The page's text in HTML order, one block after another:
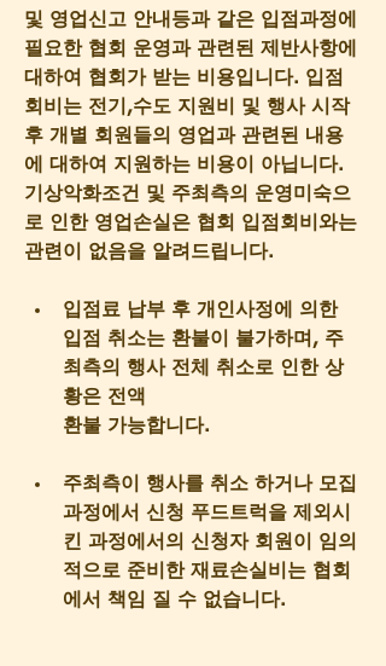
및 영업신고 안내등과 같은 입점과정에
필요한 협회 운영과 관련된 제반사항에
대하여 협회가 받는 비용입니다. 입점
회비는 전기,수도 지원비 및 행사 시작
후 개별 회원들의 영업과 관련된 내용
에 대하여 지원하는 비용이 아닙니다.
기상악화조건 및 주최측의 운영미숙으
로 인한 영업손실은 협회 입점회비와는
관련이 없음을 알려드립니다.
입점료 납부 후 개인사정에 의한
입점 취소는 환불이 불가하며, 주
최측의 행사 전체 취소로 인한 상
황은 전액
환불 가능합니다.
주최측이 행사를 취소 하거나 모집
과정에서 신청 푸드트럭을 제외시
킨 과정에서의 신청자 회원이 임의
적으로 준비한 재료손실비는 협회
에서 책임 질 수 없습니다.